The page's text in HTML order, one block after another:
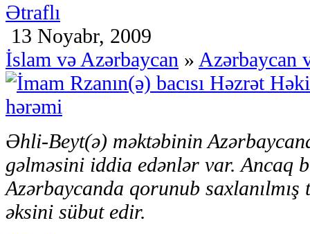
Ətraflı
13 Noyabr, 2009
İslam və Azərbaycan » Azərbaycan
Əhli-Beyt(ə) məktəbinin
gəlməsini iddia edənlər var. Ancaq
Azərbaycanda qorunub
əksini sübut edir.